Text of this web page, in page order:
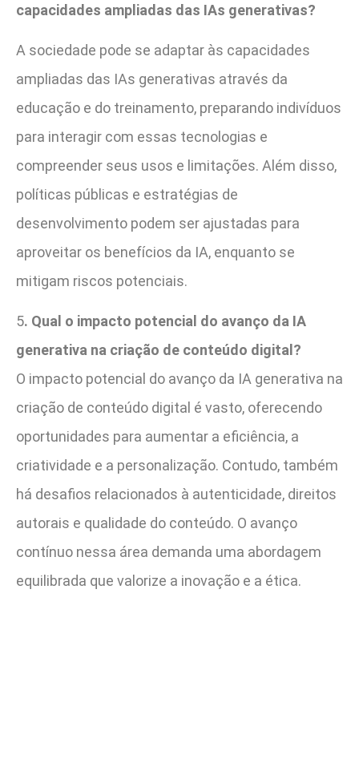
capacidades ampliadas das IAs generativas?
A sociedade pode se adaptar às capacidades
ampliadas das IAs generativas através da
educação e do treinamento, preparando indivíduos
para interagir com essas tecnologias e
compreender seus usos e limitações. Além disso,
políticas públicas e estratégias de
desenvolvimento podem ser ajustadas para
aproveitar os benefícios da IA, enquanto se
mitigam riscos potenciais.
5. Qual o impacto potencial do avanço da IA
generativa na criação de conteúdo digital?
O impacto potencial do avanço da IA generativa na
criação de conteúdo digital é vasto, oferecendo
oportunidades para aumentar a eficiência, a
criatividade e a personalização. Contudo, também
há desafios relacionados à autenticidade, direitos
autorais e qualidade do conteúdo. O avanço
contínuo nessa área demanda uma abordagem
equilibrada que valorize a inovação e a ética.